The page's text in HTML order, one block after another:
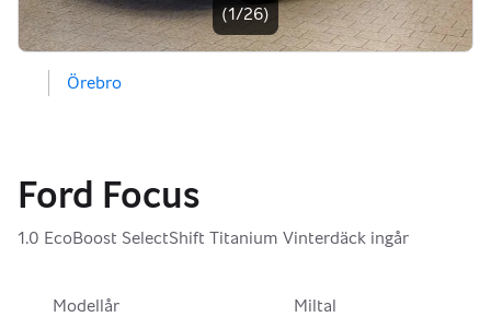
(1/26)
Örebro
Ford Focus
1.0 EcoBoost SelectShift Titanium Vinterdäck ingår
Modellår
Miltal